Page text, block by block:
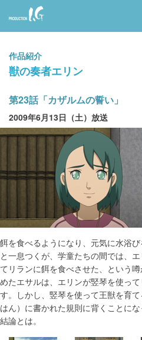
Prod
uctio
n I.G
作品紹介
獣の奏者エリン
第23話「カザルムの誓い」
2009年6月13日（土）放送
餌を食べるようになり、元気に水浴
と一息つくが、学童たちの間では、
てリランに餌を食べさせた、という
めたエサルは、エリンが竪琴を使っ
す。しかし、竪琴を使って王獣を育
はん）に書かれた規則に背くことに
結論とは。